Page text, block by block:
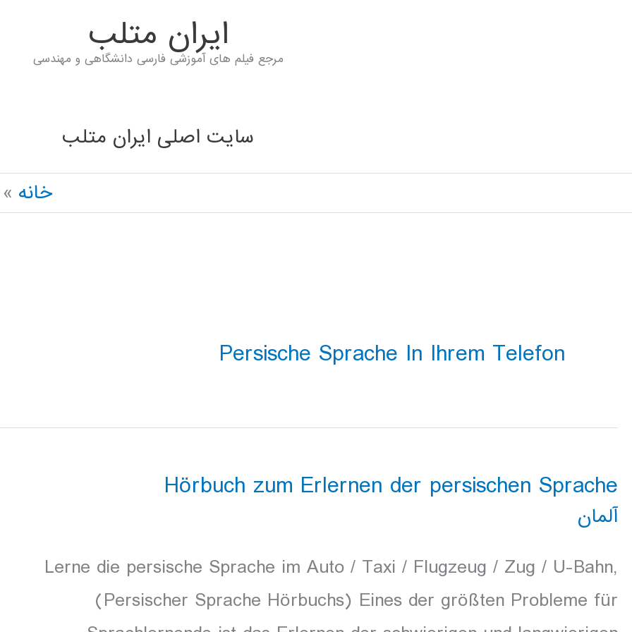
ايران متلب
مرجع فیلم های آموزشی فارسی دانشگاهی و مهندسی
سایت اصلی ایران متلب
خانه
Persische Sprache In Ihrem Telefon
Hörbuch zum Erlernen der persischen Sprache
آلمان
Lerne die persische Sprache im Auto / Taxi / Flugzeug / Zug / U-Bahn,
(Persischer Sprache Hörbuchs) Eines der größten Probleme für